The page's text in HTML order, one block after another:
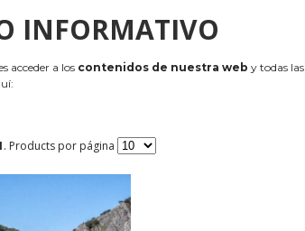
INFORMATIVO
acceder a los contenidos de nuestra web y todas las
. Products por página